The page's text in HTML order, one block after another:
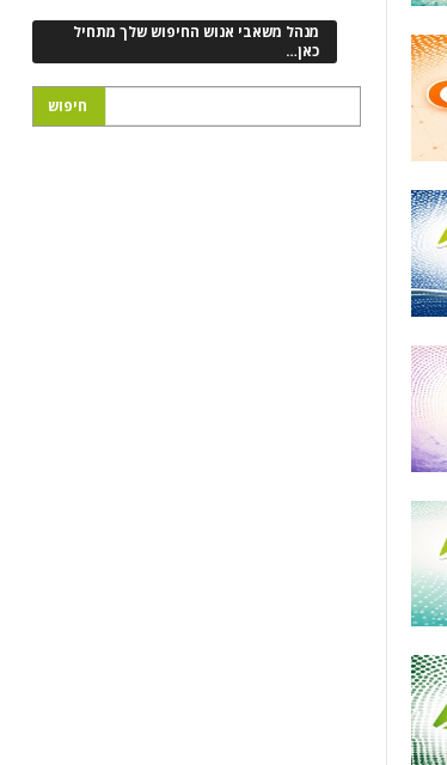
מנהל משאבי אנוש החיפוש שלך מתחיל
כאן…